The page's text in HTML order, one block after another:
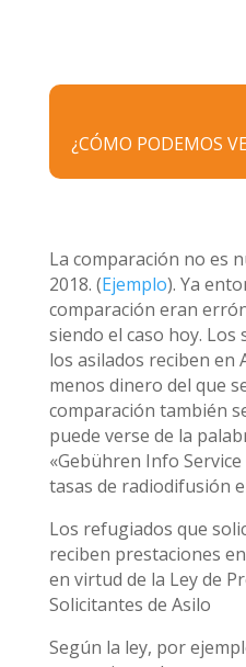
¿CÓMO PODEMOS
La comparación no es
2018. (Ejemplo). Ya
comparación eran
siendo el caso hoy. Los
los asilados reciben en
menos dinero del que
comparación también
puede verse de la
«Gebühren Info
tasas de radiodifusión
Los refugiados que
reciben prestaciones
en virtud de la Ley de
Solicitantes de Asilo
Según la ley, por